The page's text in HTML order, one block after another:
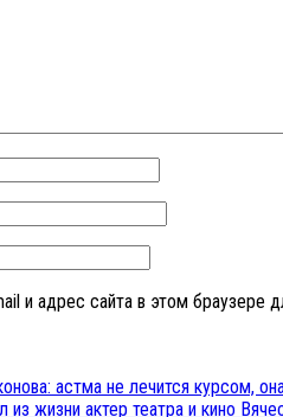
и адрес сайта в этом браузере
астма не лечится курсом,
из жизни актер театра и кино